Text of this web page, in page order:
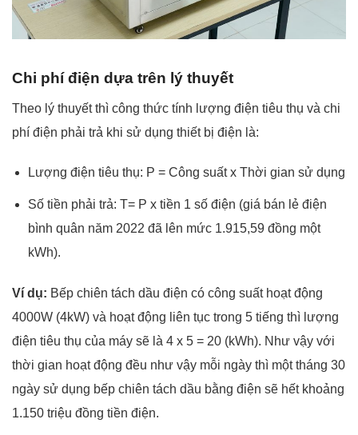
Chi phí điện dựa trên lý thuyết
Theo lý thuyết thì công thức tính lượng điện tiêu thụ và chi
phí điện phải trả khi sử dụng thiết bị điện là:
Lượng điện tiêu thụ: P = Công suất x Thời gian sử dụng
Số tiền phải trả: T= P x tiền 1 số điện (giá bán lẻ điện
bình quân năm 2022 đã lên mức 1.915,59 đồng một
kWh).
Ví dụ: Bếp chiên tách dầu điện có công suất hoạt động
4000W (4kW) và hoạt động liên tục trong 5 tiếng thì lượng
điện tiêu thụ của máy sẽ là 4 x 5 = 20 (kWh). Như vậy với
thời gian hoạt động đều như vậy mỗi ngày thì một tháng 30
ngày sử dụng bếp chiên tách dầu bằng điện sẽ hết khoảng
1.150 triệu đồng tiền điện.